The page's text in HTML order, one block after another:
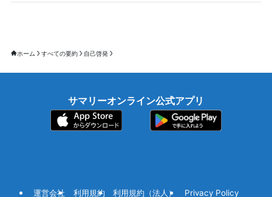
ホーム すべての要約 自己啓発
サマリーオンライン公式アプリ
運営会社 利用規約 利用規約（法人） Privacy Policy